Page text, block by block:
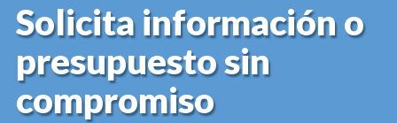
Solicita información o
presupuesto sin
compromiso